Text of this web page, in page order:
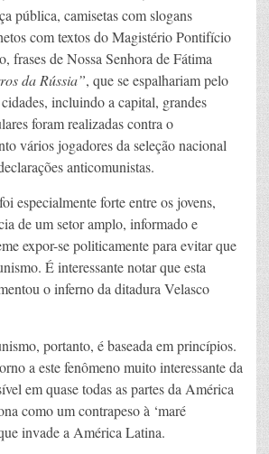
pública, camisetas com slogans
com textos do Magistério Pontifício
frases de Nossa Senhora de Fátima
da Rússia”, que se espalhariam pelo
incluindo a capital, grandes
foram realizadas contra o
vários jogadores da seleção nacional
anticomunistas.
forte entre os jovens,
de um setor amplo, informado e
expor-se politicamente para evitar que
É interessante notar que esta
o inferno da ditadura Velasco
portanto, é baseada em princípios.
a este fenômeno muito interessante da
em quase todas as partes da América
como um contrapeso à ‘maré
invade a América Latina.